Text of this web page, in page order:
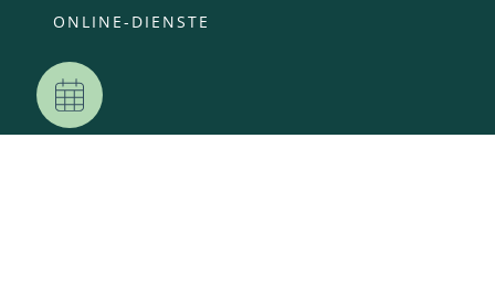
ONLINE-DIENSTE